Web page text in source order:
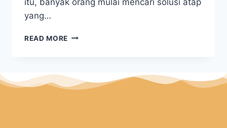
yang…
READ MORE